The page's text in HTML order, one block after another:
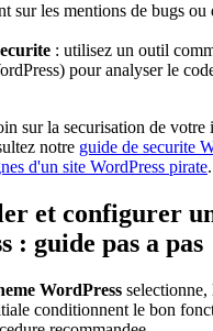
sur les mentions de bugs ou
: utilisez un outil
pour analyser le
sur la securisation de votre
notre guide de securite
d'un site WordPress pirate.
et configurer
: guide pas a pas
WordPress
conditionnent le bon